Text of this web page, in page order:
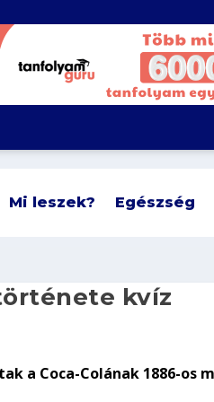
Mi leszek? Egészség
kvíz
a Coca-Colának 1886-os